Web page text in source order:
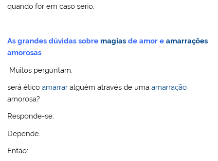
quando for em caso serio.
As grandes dúvidas sobre magias de amor eamarrações
amorosas
Muitos perguntam:
será éticoamarrar alguém através de umaamarração
amorosa?
Responde-se:
Depende.
Então: